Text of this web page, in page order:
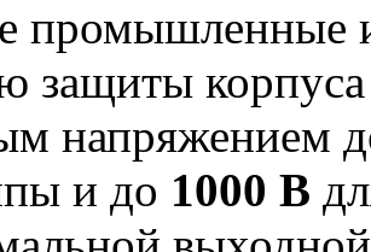
защиты
напряжением
и до 1000 В